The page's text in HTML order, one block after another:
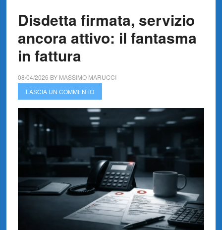
Disdetta firmata, servizio
ancora attivo: il fantasma
in fattura
08/04/2026 BY MASSIMO MARUCCI
LASCIA UN COMMENTO